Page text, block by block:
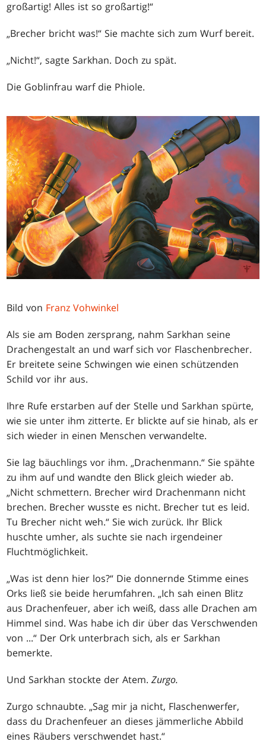
großartig! Alles ist so großartig!“
„Brecher bricht was!“ Sie machte sich zum Wurf bereit.
„Nicht!“, sagte Sarkhan. Doch zu spät.
Die Goblinfrau warf die Phiole.
Bild von Franz Vohwinkel
Als sie am Boden zersprang, nahm Sarkhan seine
Drachengestalt an und warf sich vor Flaschenbrecher.
Er breitete seine Schwingen wie einen schützenden
Schild vor ihr aus.
Ihre Rufe erstarben auf der Stelle und Sarkhan spürte,
wie sie unter ihm zitterte. Er blickte auf sie hinab, als er
sich wieder in einen Menschen verwandelte.
Sie lag bäuchlings vor ihm. „Drachenmann.“ Sie spähte
zu ihm auf und wandte den Blick gleich wieder ab.
„Nicht schmettern. Brecher wird Drachenmann nicht
brechen. Brecher wusste es nicht. Brecher tut es leid.
Tu Brecher nicht weh.“ Sie wich zurück. Ihr Blick
huschte umher, als suchte sie nach irgendeiner
Fluchtmöglichkeit.
„Was ist denn hier los?“ Die donnernde Stimme eines
Orks ließ sie beide herumfahren. „Ich sah einen Blitz
aus Drachenfeuer, aber ich weiß, dass alle Drachen am
Himmel sind. Was habe ich dir über das Verschwenden
von ...“ Der Ork unterbrach sich, als er Sarkhan
bemerkte.
Und Sarkhan stockte der Atem.Zurgo.
Zurgo schnaubte. „Sag mir ja nicht, Flaschenwerfer,
dass du Drachenfeuer an dieses jämmerliche Abbild
eines Räubers verschwendet hast.“